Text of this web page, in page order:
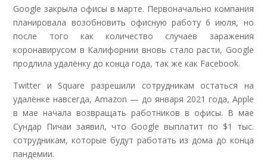
Google закрыла офисы в марте. Первоначально компания
планировала возобновить офисную работу 6 июля, но
после того как количество случаев заражения
коронавирусом в Калифорнии вновь стало расти, Google
продлила удалёнку до конца года, так же как Facebook.
Twitter и Square разрешили сотрудникам остаться на
удалёнке навсегда, Amazon — до января 2021 года, Apple
в мае начала возвращать работников в офисы. В мае
Сундар Пичаи заявил, что Google выплатит по $1 тыс.
сотрудникам, которые будут работать из дома до конца
пандемии.